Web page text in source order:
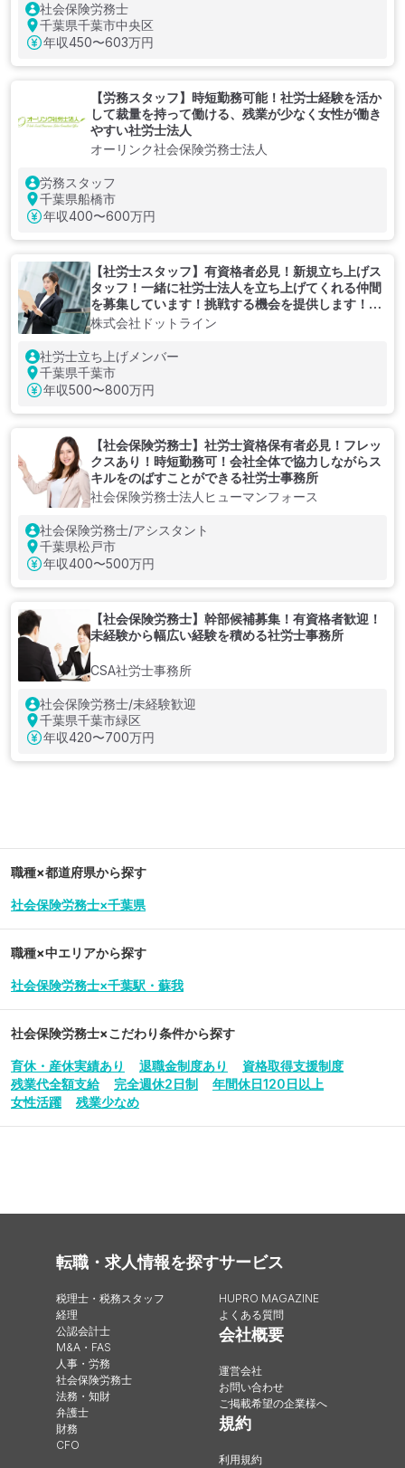
社会保険労務士
千葉県千葉市中央区
年収450〜603万円
【労務スタッフ】時短勤務可能！社労士経験を活か
して裁量を持って働ける、残業が少なく女性が働き
やすい社労士法人
オーリンク社会保険労務士法人
労務スタッフ
千葉県船橋市
年収400〜600万円
【社労士スタッフ】有資格者必見！新規立ち上げス
タッフ！一緒に社労士法人を立ち上げてくれる仲間
を募集しています！挑戦する機会を提供します！キ
ャリアアップを提供できる社会保険労務士
株式会社ドットライン
社労士立ち上げメンバー
千葉県千葉市
年収500〜800万円
【社会保険労務士】社労士資格保有者必見！フレッ
クスあり！時短勤務可！会社全体で協力しながらス
キルをのばすことができる社労士事務所
社会保険労務士法人ヒューマンフォース
社会保険労務士/アシスタント
千葉県松戸市
年収400〜500万円
【社会保険労務士】幹部候補募集！有資格者歓迎！
未経験から幅広い経験を積める社労士事務所
CSA社労士事務所
社会保険労務士/未経験歓迎
千葉県千葉市緑区
年収420〜700万円
職種×都道府県から探す
社会保険労務士×千葉県
職種×中エリアから探す
社会保険労務士×千葉駅・蘇我
社会保険労務士×こだわり条件から探す
育休・産休実績あり 退職金制度あり
資格取得支援制度
残業代全額支給
完全週休2日制
年間休日120日以上
女性活躍
残業少なめ
転職・求人情報を探す
税理士・税務スタッフ
経理
公認会計士
M&A・FAS
人事・労務
社会保険労務士
法務・知財
弁護士
財務
CFO
サービス
HUPRO MAGAZINE
よくある質問
会社概要
運営会社
お問い合わせ
ご掲載希望の企業様へ
規約
利用規約